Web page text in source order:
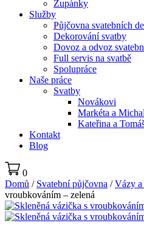
Župánky
Služby
Půjčovna svatebních
Dekorování svatby
Dovoz a odvoz
Full servis na svatbě
Spolupráce
Naše práce
Svatby
Novákovi
Markéta a Michal
Kateřina a
Kontakt
Blog
0
Domů / Svatební půjčovna /Vázy
vroubkováním – zelená